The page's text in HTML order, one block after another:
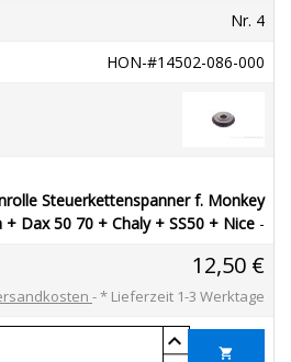
Nr. 4
HON-#14502-086-000
Steuerkettenspanner f. Monkey
+ Dax 50 70 + Chaly + SS50 + Nice -
12,50 €
* Lieferzeit 1-3 Werktage
shopping_cart